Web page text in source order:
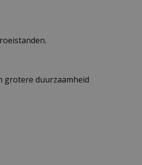
grotere duurzaamheid